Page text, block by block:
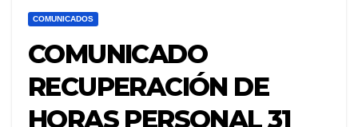
COMUNICADOS
COMUNICADO
RECUPERACIÓN DE
HORAS PERSONAL 31